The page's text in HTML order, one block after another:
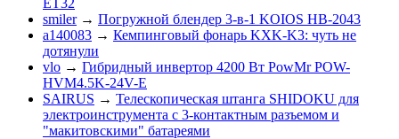
ET32
smiler → Погружной блендер 3-в-1 KOIOS HB-2043
a140083 → Кемпинговый фонарь KXK-K3: чуть не
дотянули
vlo → Гибридный инвертор 4200 Вт PowMr POW-
HVM4.5K-24V-E
SAIRUS → Телескопическая штанга SHIDOKU для
электроинструмента с 3-контактным разъемом и
"макитовскими" батареями